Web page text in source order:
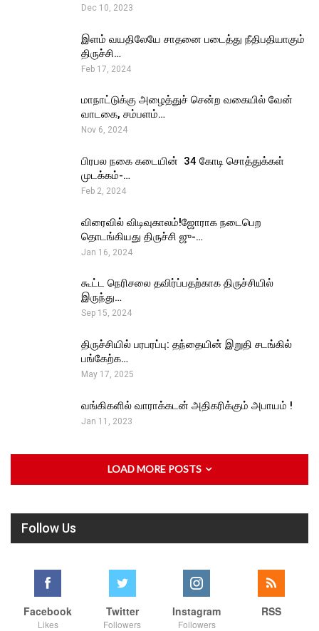
Dec 10, 2023
இளம் வயதிலேயே சாதனை படைத்து நீதிபதியாகும்
திருச்சி…
Feb 17, 2024
மாநாட்டுக்கு அழைத்துச் சென்ற வகையில் வேன்
வாடகை, சம்பளம்…
Nov 6, 2024
பிரபல நகை கடையின் ₹ 34 கோடி சொத்துக்கள்
முடக்கம்-…
Feb 2, 2024
விரைவில் விடிவுகாலம்!ஜோராக நடைபெற
தொடங்கியது திருச்சி ஜு-…
Jan 16, 2024
கூட்ட நெரிசலை தவிர்ப்பதற்காக திருச்சியில்
இருந்து…
Sep 15, 2024
திருச்சியில் பரபரப்பு: தந்தையின் இறுதி சடங்கில்
பங்கேற்க…
May 17, 2025
வங்கிகளில் வாராக்கடன் அதிகரிக்கும் அபாயம் !
Jan 11, 2023
LOAD MORE POSTS
Follow Us
Facebook
Likes
Twitter
Followers
Instagram
Followers
RSS